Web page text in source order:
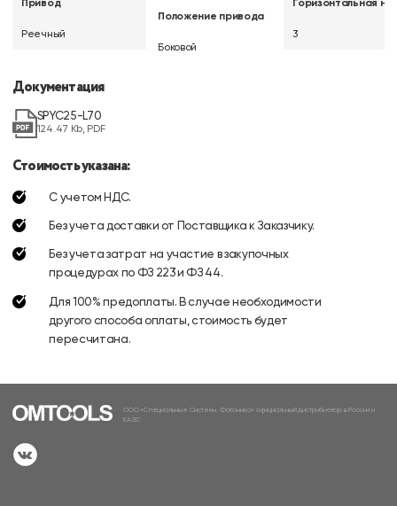
Реечный
Положение привода
Боковой
3
Документация
SPYC25-L70
124.47 Kb, PDF
Стоимость указана:
С учетом НДС.
Без учета доставки от Поставщика к Заказчику.
Без учета затрат на участие в закупочных
процедурах по ФЗ 223 и ФЗ 44.
Для 100% предоплаты. В случае необходимости
другого способа оплаты, стоимость будет
пересчитана.
ООО «Специальные Системы. Фотоника» официальный дистрибьютор в России и
ЕАЭС